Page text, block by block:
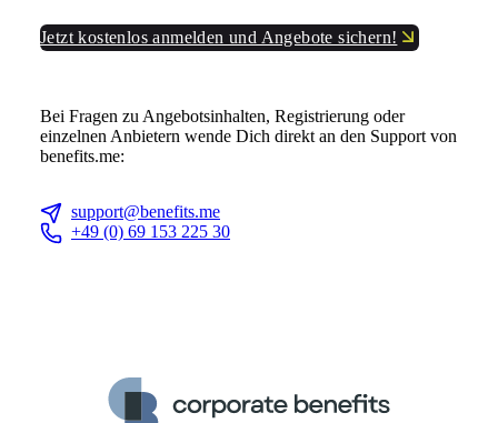
Jetzt kostenlos anmelden und Angebote sichern!
Bei Fragen zu Angebotsinhalten, Registrierung oder
einzelnen Anbietern wende Dich direkt an den Support von
benefits.me:
support@benefits.me
+49 (0) 69 153 225 30